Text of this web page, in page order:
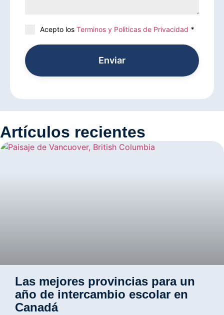
Acepto los Terminos y Politicas de Privacidad *
Enviar
Artículos recientes
Las mejores provincias para un
año de intercambio escolar en
Canadá